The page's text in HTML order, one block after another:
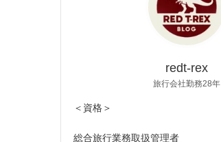
redt-rex
旅行会社勤務28年
＜資格＞
総合旅行業務取扱管理者